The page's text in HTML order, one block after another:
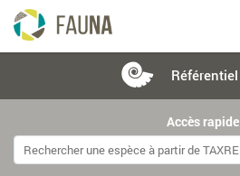
Référentiel
Accès rapide